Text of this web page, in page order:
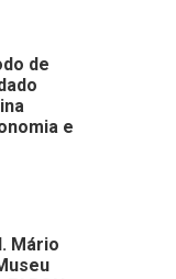
de
e
Mário